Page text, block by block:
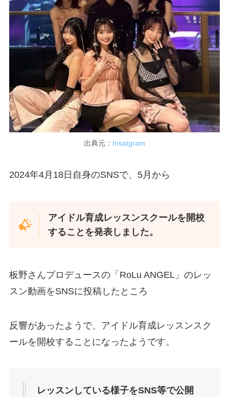
出典元： Insatgram
2024年4月18日自身のSNSで、5月から
アイドル育成レッスンスクールを開校
することを発表しました。
板野さんプロデュースの「RoLu ANGEL」のレッ
スン動画をSNSに投稿したところ
反響があったようで、アイドル育成レッスンスク
ールを開校することになったようです。
レッスンしている様子をSNS等で公開